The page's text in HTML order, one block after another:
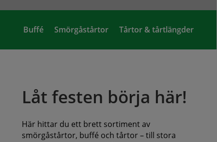
Buffé Smörgåstårtor Tårtor & tårtlängder
Låt festen börja här!
Här hittar du ett brett sortiment av
smörgåstårtor, buffé och tårtor – till stora